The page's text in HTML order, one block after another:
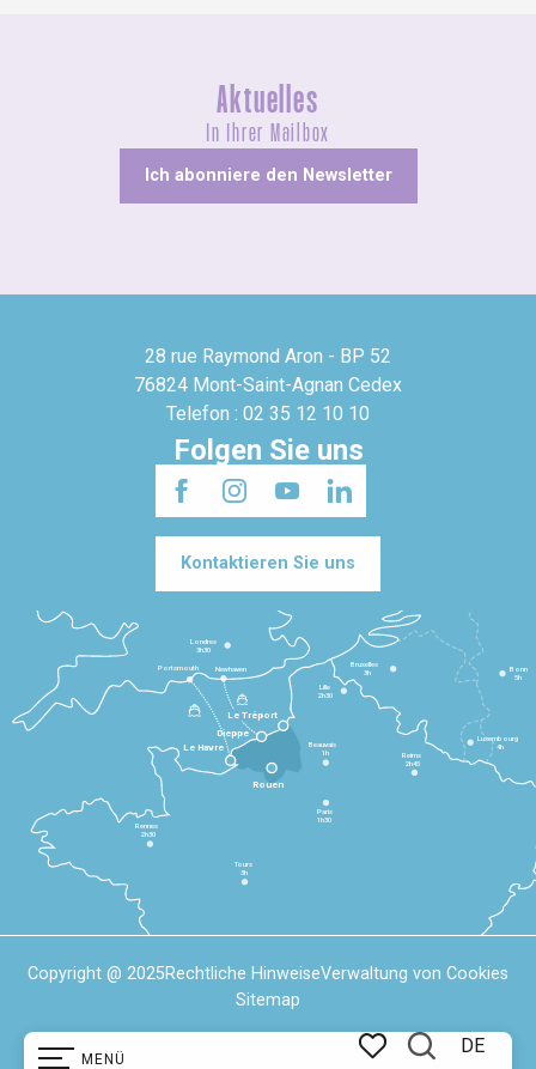
MENÜ
DE
Aktuelles
In Ihrer Mailbox
Ich abonniere den Newsletter
28 rue Raymond Aron - BP 52
76824 Mont-Saint-Agnan Cedex
Telefon : 02 35 12 10 10
Folgen Sie uns
Kontaktieren Sie uns
Le Havre
Dieppe
Le Tréport
Rennes
2h30
Tours
3h
Paris
1h30
Beauvais
1h
Reims
2h45
Lille
2h30
Bruxelles
3h
Londres
3h30
Newhaven
Portsmouth
Bonn
5h
Luxembourg
4h
Rouen
Copyright @ 2025Rechtliche HinweiseVerwaltung von Cookies
Sitemap